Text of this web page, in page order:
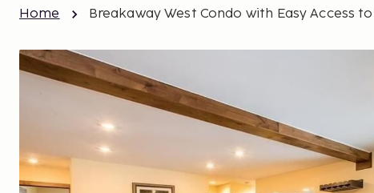
Home Breakaway West Condo with Easy Access